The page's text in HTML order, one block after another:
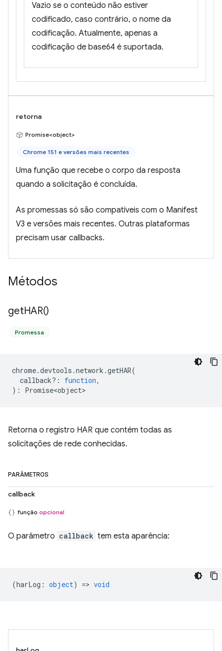
Vazio se o conteúdo não estiver
codificado, caso contrário, o nome da
codificação. Atualmente, apenas a
codificação de base64 é suportada.
retorna
Promise<object>
Chrome 151 e versões mais recentes
Uma função que recebe o corpo da resposta
quando a solicitação é concluída.
As promessas só são compatíveis com o Manifest
V3 e versões mais recentes. Outras plataformas
precisam usar callbacks.
Métodos
getHAR()
Promessa
chrome.devtools .network .getHAR(
callback? : function,
) : Promise<object>
Retorna o registro HAR que contém todas as
solicitações de rede conhecidas.
PARÂMETROS
callback
função opcional
O parâmetro callback tem esta aparência:
(harLog : object) => void